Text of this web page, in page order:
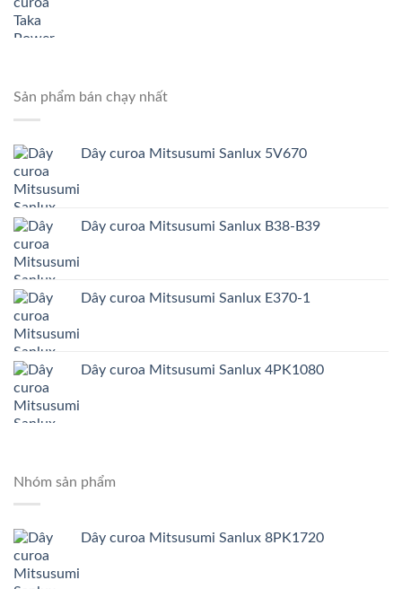
Sản phẩm bán chạy nhất
Dây curoa Mitsusumi Sanlux 5V670
Dây curoa Mitsusumi Sanlux B38-B39
Dây curoa Mitsusumi Sanlux E370-1
Dây curoa Mitsusumi Sanlux 4PK1080
Nhóm sản phẩm
Dây curoa Mitsusumi Sanlux 8PK1720